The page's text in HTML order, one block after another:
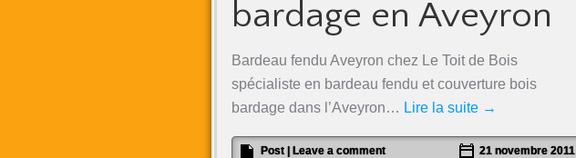
bardage en Aveyron
Bardeau fendu Aveyron chez Le Toit de Bois
spécialiste en bardeau fendu et couverture bois
bardage dans l’Aveyron… Lire la suite →
Post Leave a comment 21 novembre 2011